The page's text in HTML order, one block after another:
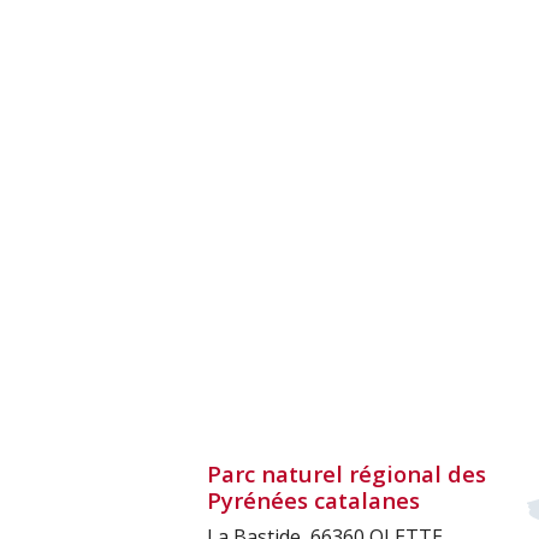
Parc naturel régional des
Pyrénées catalanes